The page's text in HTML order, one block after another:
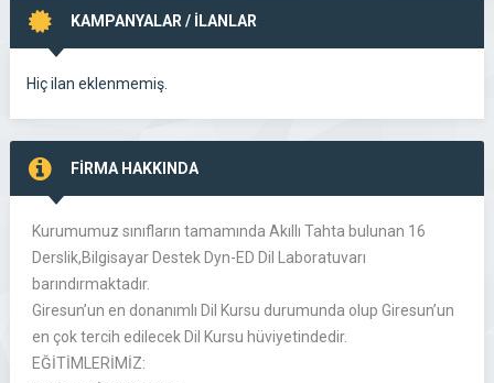
KAMPANYALAR / İLANLAR
Hiç ilan eklenmemiş.
FİRMA HAKKINDA
Kurumumuz sınıfların tamamında Akıllı Tahta bulunan 16
Derslik,Bilgisayar Destek Dyn-ED Dil Laboratuvarı
barındırmaktadır.
Giresun’un en donanımlı Dil Kursu durumunda olup Giresun’un
en çok tercih edilecek Dil Kursu hüviyetindedir.
EĞİTİMLERİMİZ: